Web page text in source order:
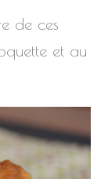
de ces
et au